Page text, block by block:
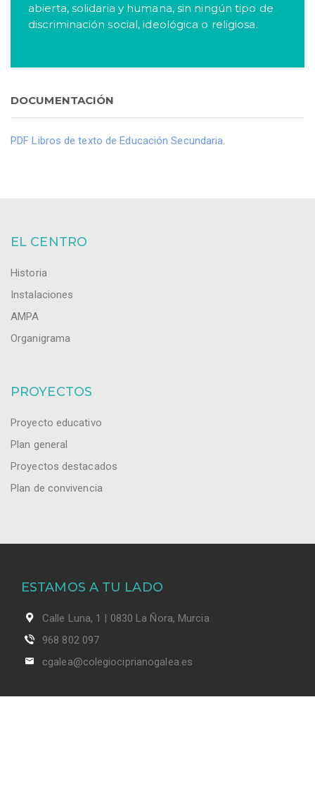
abierta, solidaria y humana, sin ningún tipo de
discriminación social, ideológica o religiosa.
DOCUMENTACIÓN
PDF Libros de texto de Educación Secundaria.
EL CENTRO
Historia
Instalaciones
AMPA
Organigrama
PROYECTOS
Proyecto educativo
Plan general
Proyectos destacados
Plan de convivencia
ESTAMOS A TU LADO
Calle Luna, 1 | 0830 La Ñora, Murcia
968 802 097
cgalea@colegiociprianogalea.es